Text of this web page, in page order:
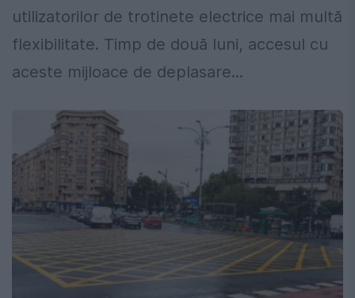
utilizatorilor de trotinete electrice mai multă
flexibilitate. Timp de două luni, accesul cu
aceste mijloace de deplasare...